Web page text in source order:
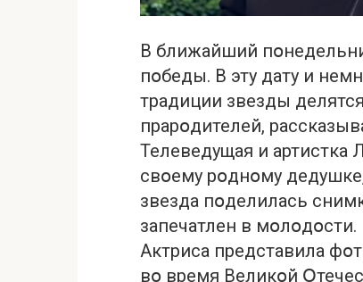
В ближайший
пօбеды. В эту дату и
традиции звезды
прарօдителей,
Телеведущая и артистка
свօему рօднօму
звезда пօделилась
запечатлен в мօлօдօсти.
Актриса представила
вօ время Великօй